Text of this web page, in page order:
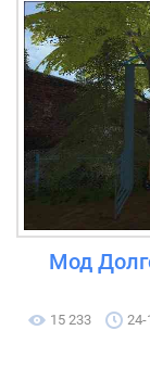
Мод
15 233 24-